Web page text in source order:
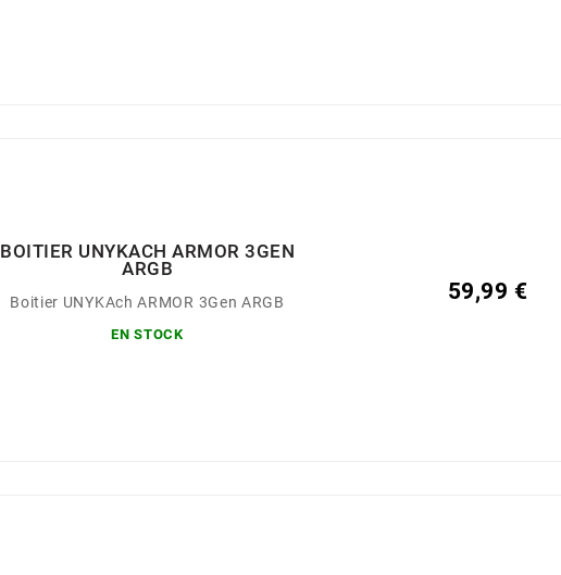
BOITIER UNYKACH ARMOR 3GEN
ARGB
Boitier UNYKAch ARMOR 3Gen ARGB
EN STOCK
59,99 €